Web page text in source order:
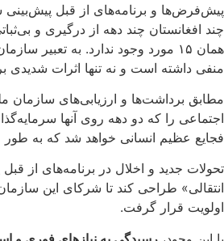
همان ۱۵ مورد وجود ندارد. به
منفی داشته است و نه ‌تنها اثرات شدیدی بر حقوق بشر،
اجتماعی را که دو دهه روی آنها
فجایع عظیم انسانی خواهد شد که به طور
انتقالی» طراحی کند تا شرکای این
اولویت قرار گرفت.